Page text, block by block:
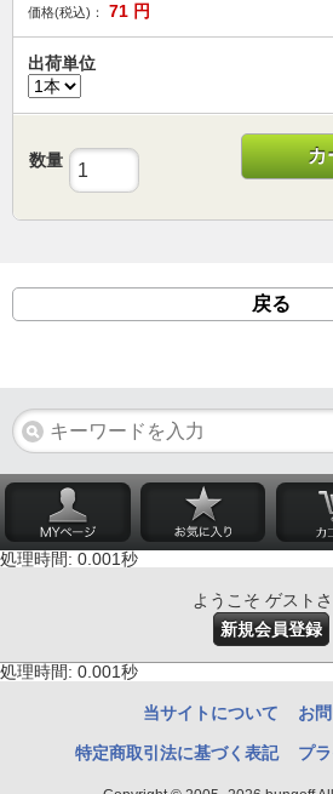
価格(税込)：
71 円
出荷単位
数量 カ
戻る
処理時間: 0.001秒
ようこそ ゲスト
新規会員登録
処理時間: 0.001秒
当サイトについて お
特定商取引法に基づく表記 プ